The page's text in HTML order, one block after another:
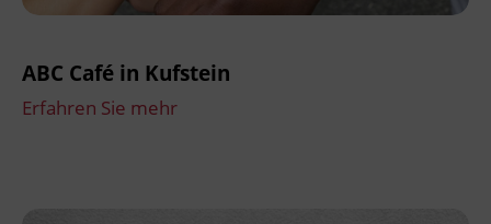
ABC Café in Kufstein
Erfahren Sie mehr